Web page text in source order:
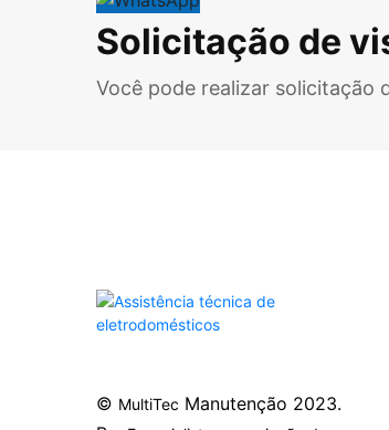
Solicitação de
Você pode realizar solicitação
© MultiTec Manutenção 2023.